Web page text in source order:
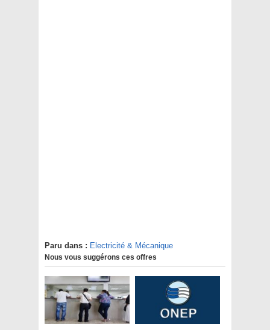
Paru dans : Electricité & Mécanique
Nous vous suggérons ces offres